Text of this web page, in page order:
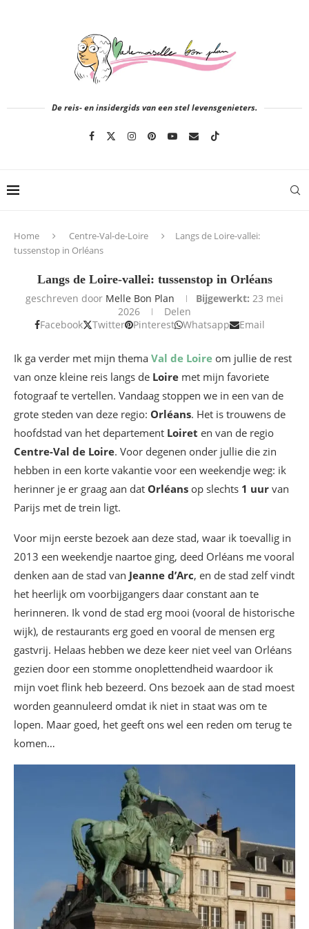
De reis- en insidergids van een stel levensgenieters.
Home Centre-Val-de-Loire
Langs de Loire-vallei:
tussenstop in Orléans
Langs de Loire-vallei: tussenstop in Orléans
geschreven door Melle Bon Plan Bijgewerkt: 23 mei
2026
Delen
Facebook
Twitter Pinterest Whatsapp Email
Ik ga verder met mijn thema Val de Loire om jullie de rest
van onze kleine reis langs de Loire met mijn favoriete
fotograaf te vertellen. Vandaag stoppen we in een van de
grote steden van deze regio: Orléans. Het is trouwens de
hoofdstad van het departement Loiret en van de regio
Centre-Val de Loire. Voor degenen onder jullie die zin
hebben in een korte vakantie voor een weekendje weg: ik
herinner je er graag aan dat Orléans op slechts 1 uur van
Parijs met de trein ligt.
Voor mijn eerste bezoek aan deze stad, waar ik toevallig in
2013 een weekendje naartoe ging, deed Orléans me vooral
denken aan de stad van Jeanne d’Arc, en de stad zelf vindt
het heerlijk om voorbijgangers daar constant aan te
herinneren. Ik vond de stad erg mooi (vooral de historische
wijk), de restaurants erg goed en vooral de mensen erg
gastvrij. Helaas hebben we deze keer niet veel van Orléans
gezien door een stomme onoplettendheid waardoor ik
mijn voet flink heb bezeerd. Ons bezoek aan de stad moest
worden geannuleerd omdat ik niet in staat was om te
lopen. Maar goed, het geeft ons wel een reden om terug te
komen…